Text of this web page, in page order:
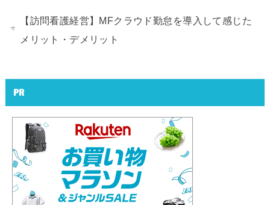
【訪問看護経営】MFクラウド勤怠を導入して感じた
メリット・デメリット
PR